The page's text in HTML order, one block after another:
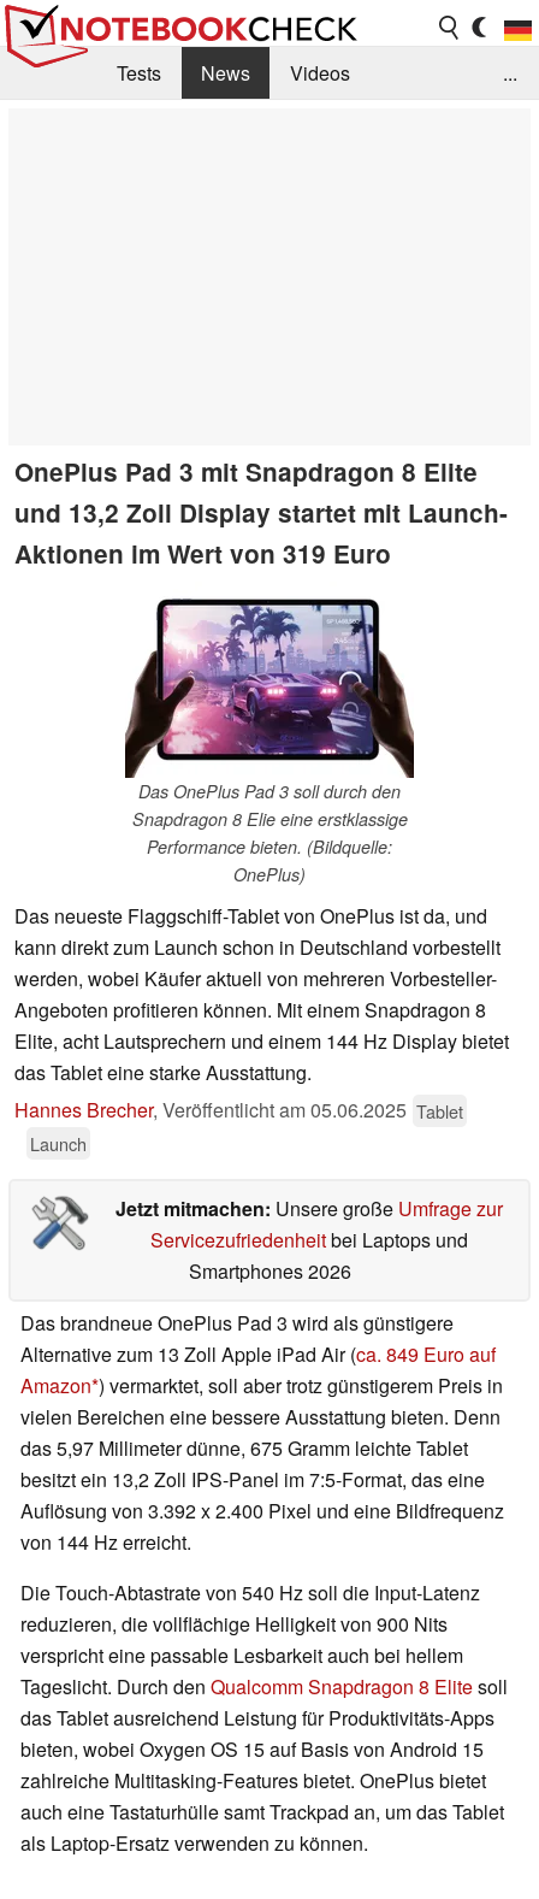
Tests News
Videos
...
OnePlus Pad 3 mit Snapdragon 8 Elite
und 13,2 Zoll Display startet mit Launch-
Aktionen im Wert von 319 Euro
Das OnePlus Pad 3 soll durch den
Snapdragon 8 Elie eine erstklassige
Performance bieten. (Bildquelle:
OnePlus)
Das neueste Flaggschiff-Tablet von OnePlus ist da, und
kann direkt zum Launch schon in Deutschland vorbestellt
werden, wobei Käufer aktuell von mehreren Vorbesteller-
Angeboten profitieren können. Mit einem Snapdragon 8
Elite, acht Lautsprechern und einem 144 Hz Display bietet
das Tablet eine starke Ausstattung.
Hannes Brecher, Veröffentlicht am05.06.2025 Tablet
Launch
Jetzt mitmachen: Unsere große Umfrage zur
Servicezufriedenheitbei Laptops und
Smartphones 2026
Das brandneue OnePlus Pad 3 wird als günstigere
Alternative zum 13 Zoll Apple iPad Air (ca. 849 Euro auf
Amazon ) vermarktet, soll aber trotz günstigerem Preis in
vielen Bereichen eine bessere Ausstattung bieten. Denn
das 5,97 Millimeter dünne, 675 Gramm leichte Tablet
besitzt ein 13,2 Zoll IPS-Panel im 7:5-Format, das eine
Auflösung von 3.392 x 2.400 Pixel und eine Bildfrequenz
von 144 Hz erreicht.
Die Touch-Abtastrate von 540 Hz soll die Input-Latenz
reduzieren, die vollflächige Helligkeit von 900 Nits
verspricht eine passable Lesbarkeit auch bei hellem
Tageslicht. Durch den Qualcomm Snapdragon 8 Elitesoll
das Tablet ausreichend Leistung für Produktivitäts-Apps
bieten, wobei Oxygen OS 15 auf Basis von Android 15
zahlreiche Multitasking-Features bietet. OnePlus bietet
auch eine Tastaturhülle samt Trackpad an, um das Tablet
als Laptop-Ersatz verwenden zu können.